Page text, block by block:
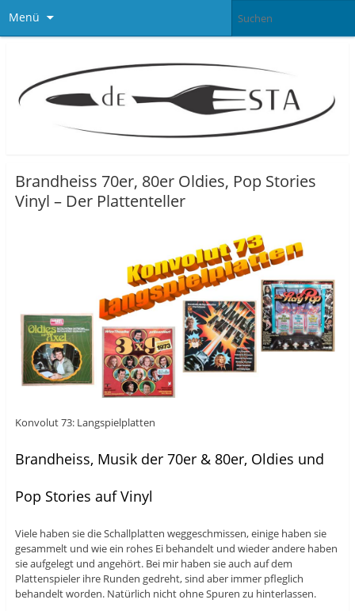
Menü
Brandheiss 70er, 80er Oldies, Pop Stories
Vinyl – Der Plattenteller
Konvolut 73: Langspielplatten
Brandheiss, Musik der 70er & 80er, Oldies und
Pop Stories auf Vinyl
Viele haben sie die Schallplatten weggeschmissen, einige haben sie
gesammelt und wie ein rohes Ei behandelt und wieder andere haben
sie aufgelegt und angehört. Bei mir haben sie auch auf dem
Plattenspieler ihre Runden gedreht, sind aber immer pfleglich
behandelt worden. Natürlich nicht ohne Spuren zu hinterlassen.